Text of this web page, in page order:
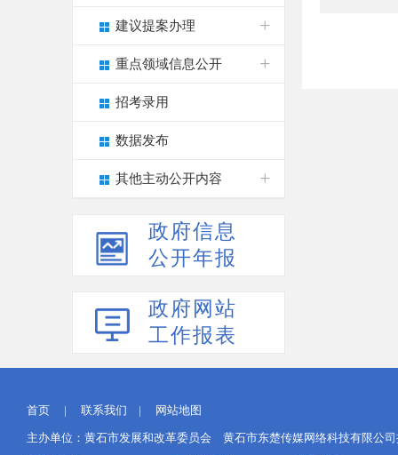
建议提案办理
重点领域信息公开
招考录用
数据发布
其他主动公开内容
政府信息
公开年报
政府网站
工作报表
首页 | 联系我们 | 网站地图
主办单位：黄石市发展和改革委员会 黄石市东楚传媒网络科技有限公